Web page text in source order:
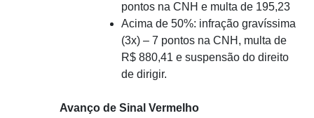
pontos na CNH e multa de 195,23
Acima de 50%: infração gravíssima
(3x) – 7 pontos na CNH, multa de
R$ 880,41 e suspensão do direito
de dirigir.
Avanço de Sinal Vermelho